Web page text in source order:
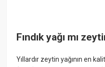
Fındık yağı mı
Yıllardır zeytin yağının en